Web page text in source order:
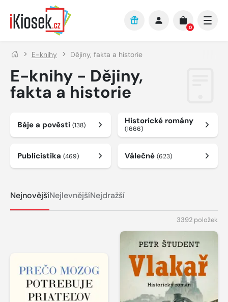
Přejít na hlavní obsah
0
E-knihy Dějiny, fakta a historie
E-knihy - Dějiny,
fakta a historie
Báje a pověsti (138) Historické romány
(1666)
Publicistika (469) Válečné (623)
NejnovějšíNejlevnějšíNejdražší
3392 položek